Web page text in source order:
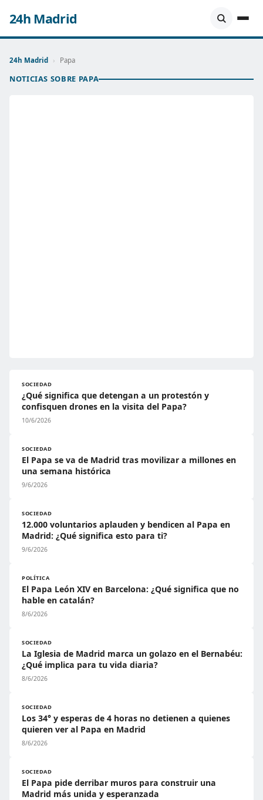
24h Madrid
24h Madrid › Papa
NOTICIAS SOBRE PAPA
SOCIEDAD
¿Qué significa que detengan a un protestón y
confisquen drones en la visita del Papa?
10/6/2026
SOCIEDAD
El Papa se va de Madrid tras movilizar a millones en
una semana histórica
9/6/2026
SOCIEDAD
12.000 voluntarios aplauden y bendicen al Papa en
Madrid: ¿Qué significa esto para ti?
9/6/2026
POLÍTICA
El Papa León XIV en Barcelona: ¿Qué significa que no
hable en catalán?
8/6/2026
SOCIEDAD
La Iglesia de Madrid marca un golazo en el Bernabéu:
¿Qué implica para tu vida diaria?
8/6/2026
SOCIEDAD
Los 34° y esperas de 4 horas no detienen a quienes
quieren ver al Papa en Madrid
8/6/2026
SOCIEDAD
El Papa pide derribar muros para construir una
Madrid más unida y esperanzada